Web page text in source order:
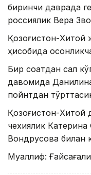
биринчи даврада
россиялик Вера
Қозоғистон-Хитой
ҳисобида
Бир соатдан сал
давомида Данилина
пойнтдан
Қозоғистон-Хитой
чехиялик
Вондрусова билан
Муаллиф: Ғайсағали